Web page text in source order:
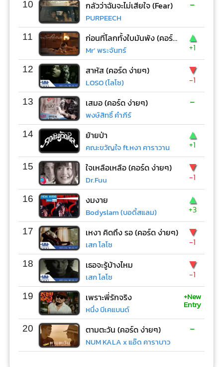
10 กลัวว่าฉันจะไม่เสียใจ (Fear)
PURPEECH
-
11 ก่อนที่โลกทั้งใบมันพัง (คอร์ด ง่ายๆ)
Mr’ พระจันทร์
▲
+1
12 สาหัส (คอร์ด ง่ายๆ)
LOSO (โลโซ)
▼
-1
13 เสมอ (คอร์ด ง่ายๆ)
พงษ์สิทธิ์ คำภีร์
-
14 ย้ายป่า
คณะขวัญใจ ft.หงา คาราวาน
▲
+1
15 ใจเหลือเหลือ (คอร์ด ง่ายๆ)
Dr.Fuu
▼
-1
16 งมงาย
Bodyslam (บอดี้สแลม)
▲
+3
17 เหงา คิดถึง รอ (คอร์ด ง่ายๆ)
เสก โลโซ
▼
-1
18 เธอจะรู้บ้างไหม
เสก โลโซ
▼
-1
19 เพราะพี่รักจริง
หนึ่ง บีเคแบนด์
+New
Entry
20 ตามตะวัน (คอร์ด ง่ายๆ)
NUM KALA x แอ๊ด คาราบาว
-